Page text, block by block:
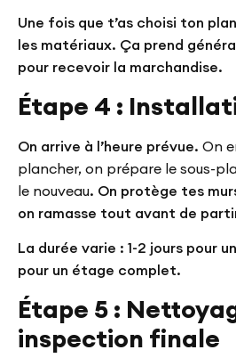
Une fois que t’as choisi ton
les matériaux. Ça prend
pour recevoir la marchandise.
Étape 4 :
On arrive à l’heure prévue. On
plancher, on prépare le sous-
le nouveau. On protège tes
on ramasse tout avant de
La durée varie : 1-2 jours pour
pour un étage complet.
Étape 5 :
inspection finale